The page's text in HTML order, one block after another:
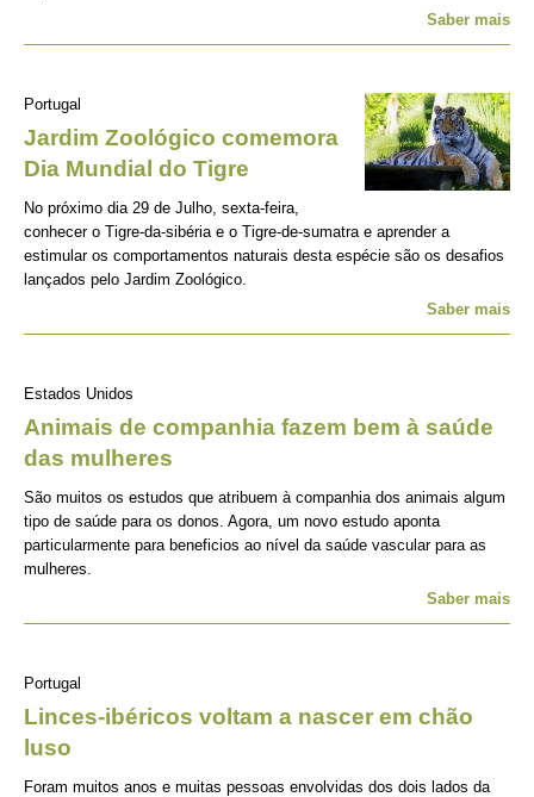
Saber mais
Portugal
Jardim Zoológico comemora
Dia Mundial do Tigre
No próximo dia 29 de Julho, sexta-feira,
conhecer o Tigre-da-sibéria e o Tigre-de-sumatra e aprender a
estimular os comportamentos naturais desta espécie são os desafios
lançados pelo Jardim Zoológico.
Saber mais
Estados Unidos
Animais de companhia fazem bem à saúde
das mulheres
São muitos os estudos que atribuem à companhia dos animais algum
tipo de saúde para os donos. Agora, um novo estudo aponta
particularmente para beneficios ao nível da saúde vascular para as
mulheres.
Saber mais
Portugal
Linces-ibéricos voltam a nascer em chão
luso
Foram muitos anos e muitas pessoas envolvidas dos dois lados da